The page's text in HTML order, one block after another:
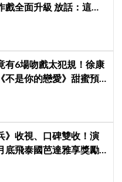
戲全面升級 放話：這次
有6場吻戲太犯規！徐康
不是你的戀愛》甜蜜預
》收視、口碑雙收！演
底飛泰國芭達雅享獎勵